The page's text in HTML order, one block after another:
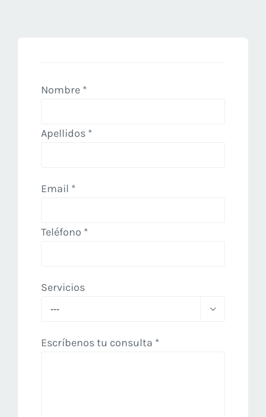
Nombre *
Apellidos *
Email *
Teléfono *
Servicios

Escríbenos tu consulta *